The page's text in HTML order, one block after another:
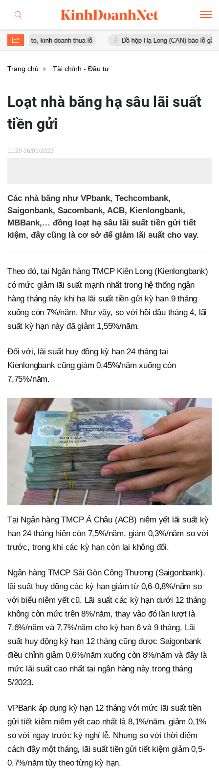
kinh doanh thua lỗ Đồ hộp Hạ Long (CAN) báo lỗ gần 16 tỷ
Trang chủ Tài chính - Đầu tư
Loạt nhà băng hạ sâu lãi suất
tiền gửi
11:20 06/05/2023
Các nhà băng như VPbank, Techcombank,
Saigonbank, Sacombank, ACB, Kienlongbank,
MBBank,… đồng loạt hạ sâu lãi suất tiền gửi tiết
kiệm, đây cũng là cơ sở để giảm lãi suất cho vay.
Theo đó, tại Ngân hàng TMCP Kiên Long (Kienlongbank)
có mức giảm lãi suất mạnh nhất trong hệ thống ngân
hàng tháng này khi hạ lãi suất tiền gửi kỳ hạn 9 tháng
xuống còn 7%/năm. Như vậy, so với hồi đầu tháng 4, lãi
suất kỳ hạn này đã giảm 1,55%/năm.
Đối với, lãi suất huy động kỳ hạn 24 tháng tại
Kienlongbank cũng giảm 0,45%/năm xuống còn
7,75%/năm.
Tại Ngân hàng TMCP Á Châu (ACB) niêm yết lãi suất kỳ
hạn 24 tháng hiện còn 7,5%/năm, giảm 0,3%/năm so với
trước, trong khi các kỳ hạn còn lại không đổi.
Ngân hàng TMCP Sài Gòn Công Thương (Saigonbank),
lãi suất huy động các kỳ hạn giảm từ 0,6-0,8%/năm so
với biểu niêm yết cũ. Lãi suất các kỳ hạn dưới 12 tháng
không còn mức trên 8%/năm, thay vào đó lần lượt là
7,6%/năm và 7,7%/năm cho kỳ hạn 6 và 9 tháng. Lãi
suất huy động kỳ hạn 12 tháng cũng được Saigonbank
điều chỉnh giảm 0,6%/năm xuống còn 8%/năm và đây là
mức lãi suất cao nhất tại ngân hàng này trong tháng
5/2023.
VPBank áp dụng kỳ hạn 12 tháng với mức lãi suất tiền
gửi tiết kiệm niêm yết cao nhất là 8,1%/năm, giảm 0,1%
so với ngay trước kỳ nghỉ lễ. Nhưng so với thời điểm
cách đây một tháng, lãi suất tiền gửi tiết kiệm giảm 0,5-
0,7%/năm tùy theo từng kỳ hạn.